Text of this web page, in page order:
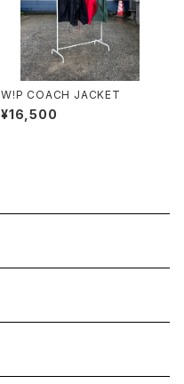
W!P COACH JACKET
¥16,500